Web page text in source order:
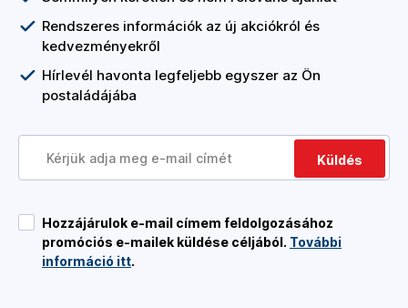
Rendszeres információk az új akciókról és
kedvezményekről
Hírlevél havonta legfeljebb egyszer az Ön
postaládájába
Küldés
Hozzájárulok e-mail címem feldolgozásához
promóciós e-mailek küldése céljából. További
információ itt.